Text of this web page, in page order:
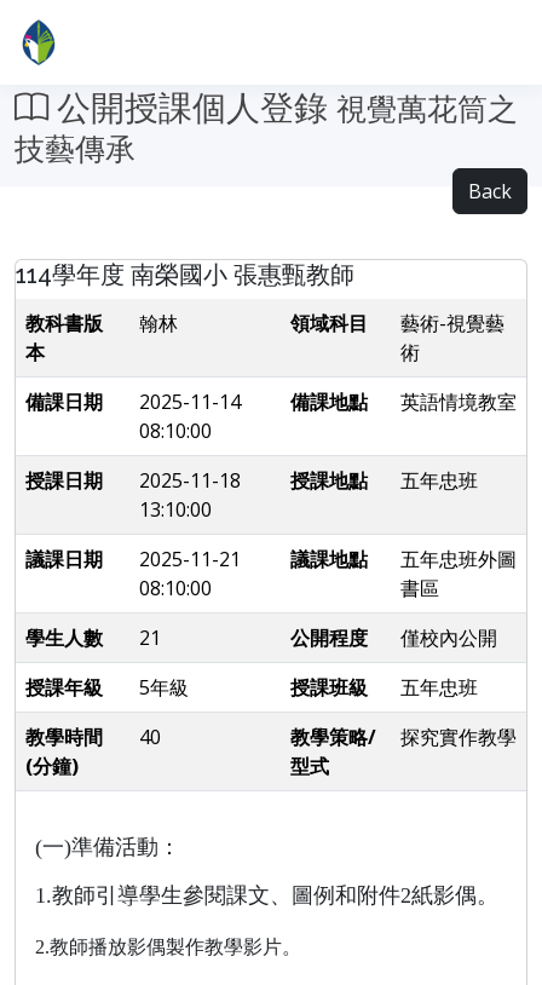
公開授課個人登錄 視覺萬花筒之
技藝傳承
Back
114學年度 南榮國小 張惠甄教師
教科書版
本
翰林 領域科目
藝術-視覺藝
術
備課日期
2025-11-14
08:10:00
備課地點 英語情境教室
授課日期
2025-11-18
13:10:00
授課地點 五年忠班
議課日期
2025-11-21
08:10:00
議課地點
五年忠班外圖
書區
學生人數
21 公開程度
僅校內公開
授課年級
5年級 授課班級
五年忠班
教學時間
(分鐘)
40
教學策略/
型式
探究實作教學
(一)準備活動：
1.教師引導學生參閱課文、圖例和附件2紙影偶。
2.教師播放影偶製作教學影片。